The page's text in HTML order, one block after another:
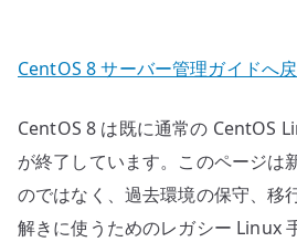
CentOS 8 サーバー管理ガイドへ
CentOS 8 は既に通常の CentOS
が終了しています。このページは
のではなく、過去環境の保守、移
解きに使うためのレガシー Linux